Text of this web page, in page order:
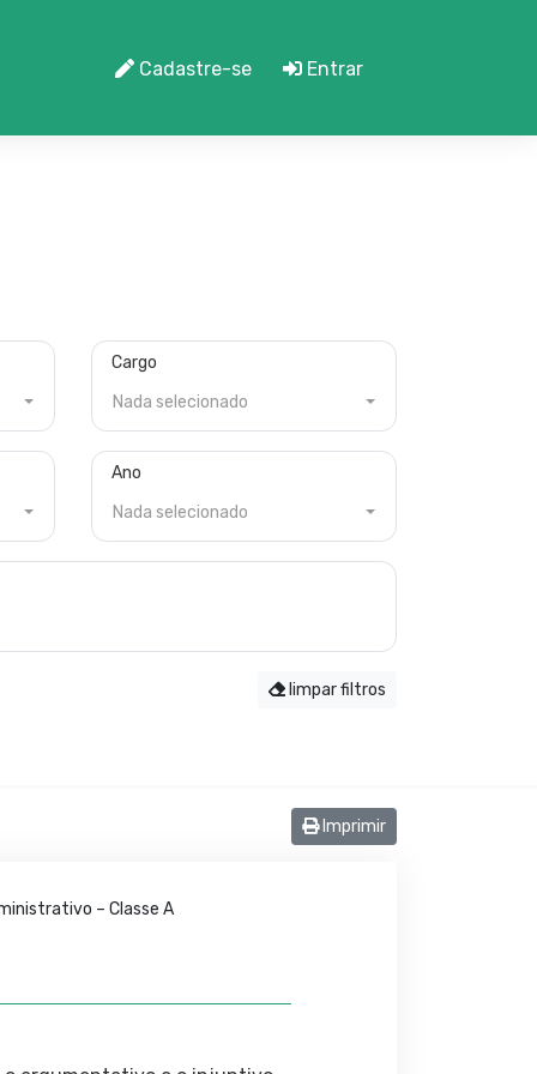
Cadastre-se Entrar
Cargo
Nada selecionado
Ano
Nada selecionado
limpar filtros
Imprimir
– Classe A